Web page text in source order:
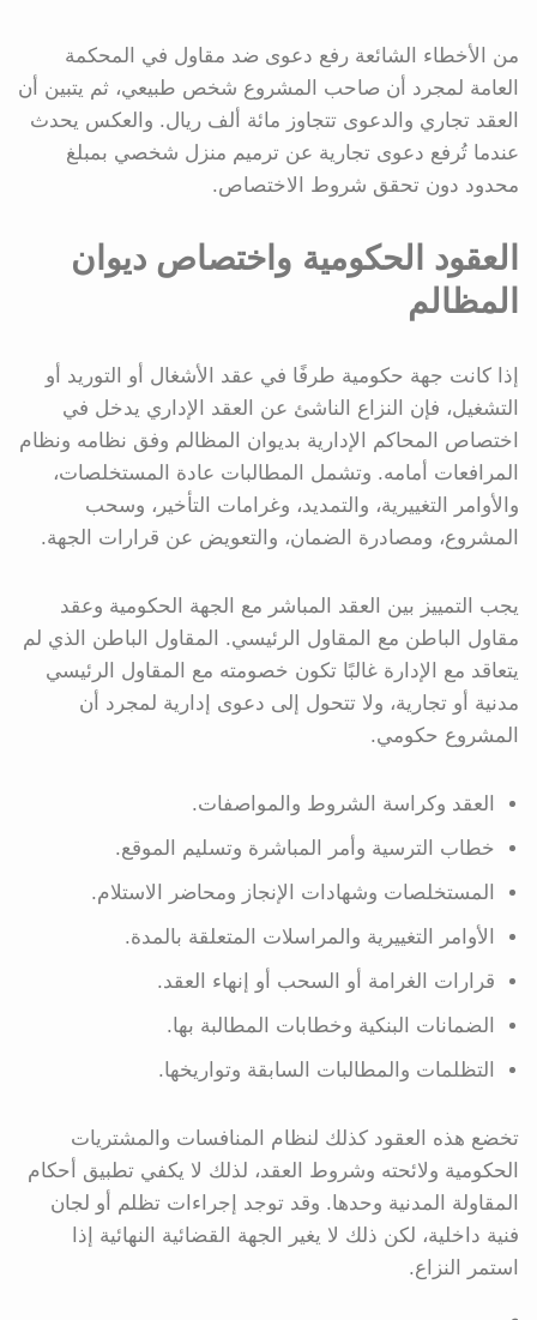
من الأخطاء الشائعة رفع دعوى ضد مقاول في المحكمة
العامة لمجرد أن صاحب المشروع شخص طبيعي، ثم يتبين أن
العقد تجاري والدعوى تتجاوز مائة ألف ريال. والعكس يحدث
عندما تُرفع دعوى تجارية عن ترميم منزل شخصي بمبلغ
محدود دون تحقق شروط الاختصاص.
العقود الحكومية واختصاص ديوان
المظالم
إذا كانت جهة حكومية طرفًا في عقد الأشغال أو التوريد أو
التشغيل، فإن النزاع الناشئ عن العقد الإداري يدخل في
اختصاص المحاكم الإدارية بديوان المظالم وفق نظامه ونظام
المرافعات أمامه. وتشمل المطالبات عادة المستخلصات،
والأوامر التغييرية، والتمديد، وغرامات التأخير، وسحب
المشروع، ومصادرة الضمان، والتعويض عن قرارات الجهة.
يجب التمييز بين العقد المباشر مع الجهة الحكومية وعقد
مقاول الباطن مع المقاول الرئيسي. المقاول الباطن الذي لم
يتعاقد مع الإدارة غالبًا تكون خصومته مع المقاول الرئيسي
مدنية أو تجارية، ولا تتحول إلى دعوى إدارية لمجرد أن
المشروع حكومي.
العقد وكراسة الشروط والمواصفات.
خطاب الترسية وأمر المباشرة وتسليم الموقع.
المستخلصات وشهادات الإنجاز ومحاضر الاستلام.
الأوامر التغييرية والمراسلات المتعلقة بالمدة.
قرارات الغرامة أو السحب أو إنهاء العقد.
الضمانات البنكية وخطابات المطالبة بها.
التظلمات والمطالبات السابقة وتواريخها.
تخضع هذه العقود كذلك لنظام المنافسات والمشتريات
الحكومية ولائحته وشروط العقد، لذلك لا يكفي تطبيق أحكام
المقاولة المدنية وحدها. وقد توجد إجراءات تظلم أو لجان
فنية داخلية، لكن ذلك لا يغير الجهة القضائية النهائية إذا
استمر النزاع.